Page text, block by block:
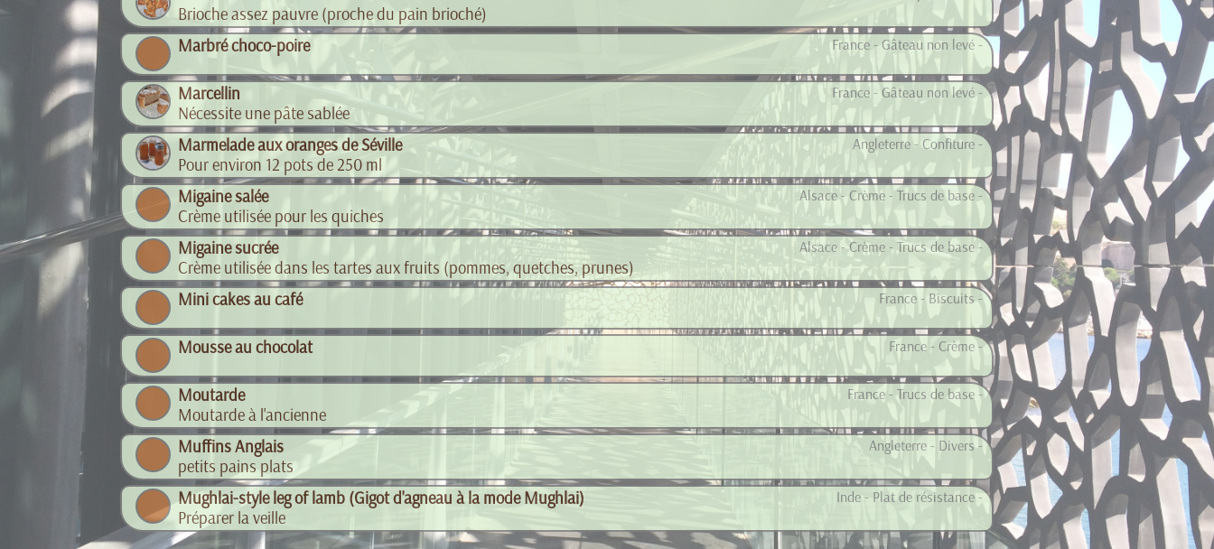
Brioche assez pauvre (proche du pain brioché)
France - Gâteau non levé -
Marbré choco-poire
France - Gâteau non levé -
Marcellin
Nécessite une pâte sablée
Angleterre - Confiture -
Marmelade aux oranges de Séville
Pour environ 12 pots de 250 ml
Alsace - Crème - Trucs de base -
Migaine salée
Crème utilisée pour les quiches
Alsace - Crème - Trucs de base -
Migaine sucrée
Crème utilisée dans les tartes aux fruits (pommes, quetches, prunes)
France - Biscuits -
Mini cakes au café
France - Crème -
Mousse au chocolat
France - Trucs de base -
Moutarde
Moutarde à l'ancienne
Angleterre - Divers -
Muffins Anglais
petits pains plats
Inde - Plat de résistance -
Mughlai-style leg of lamb (Gigot d'agneau à la mode Mughlai)
Préparer la veille